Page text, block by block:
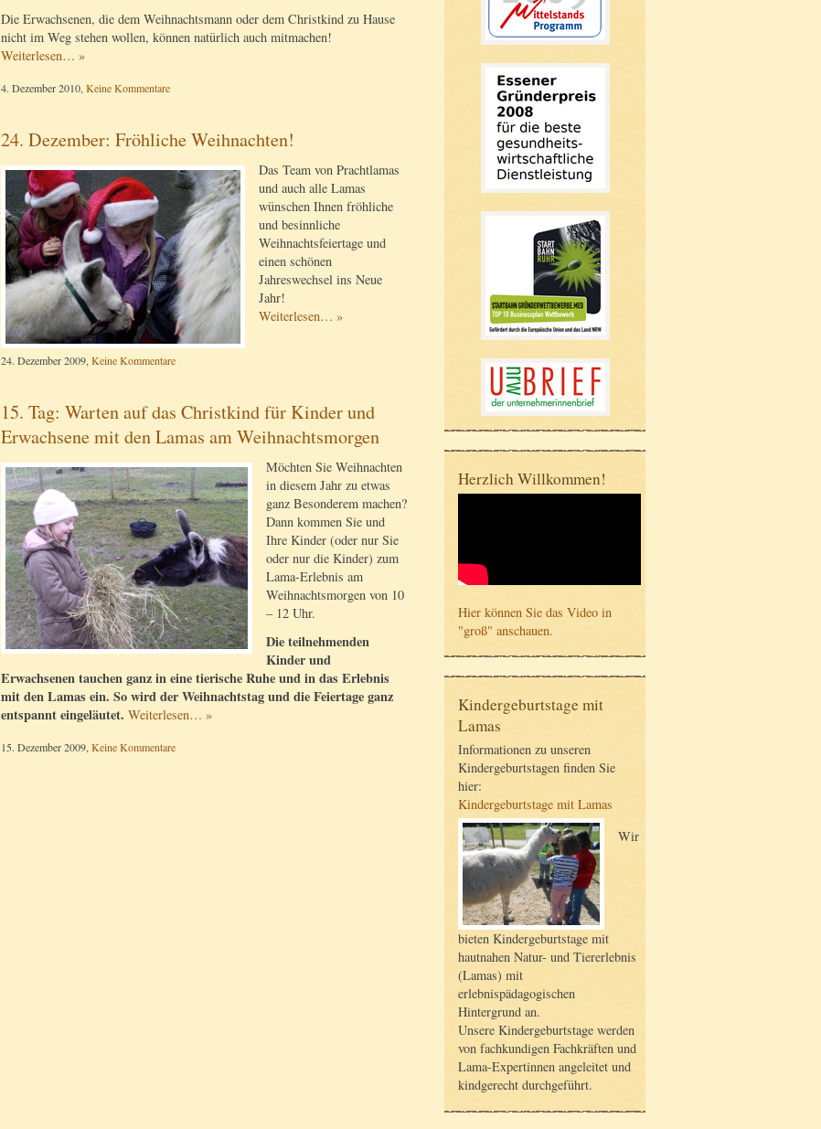
Herzlich Willkommen!
Hier können Sie das Video in
"groß" anschauen.
Kindergeburtstage mit
Lamas
Informationen zu unseren
Kindergeburtstagen finden Sie
hier:
Kindergeburtstage mit Lamas
Wir
bieten Kindergeburtstage mit
hautnahen Natur- und Tiererlebnis
(Lamas) mit
erlebnispädagogischen
Hintergrund an.
Unsere Kindergeburtstage werden
von fachkundigen Fachkräften und
Lama-Expertinnen angeleitet und
kindgerecht durchgeführt.
Die Erwachsenen, die dem Weihnachtsmann oder dem Christkind zu Hause
nicht im Weg stehen wollen, können natürlich auch mitmachen!
Weiterlesen… »
4. Dezember 2010, Keine Kommentare
24. Dezember: Fröhliche Weihnachten!
Das Team von Prachtlamas
und auch alle Lamas
wünschen Ihnen fröhliche
und besinnliche
Weihnachtsfeiertage und
einen schönen
Jahreswechsel ins Neue
Jahr!
Weiterlesen… »
24. Dezember 2009, Keine Kommentare
15. Tag: Warten auf das Christkind für Kinder und
Erwachsene mit den Lamas am Weihnachtsmorgen
Möchten Sie Weihnachten
in diesem Jahr zu etwas
ganz Besonderem machen?
Dann kommen Sie und
Ihre Kinder (oder nur Sie
oder nur die Kinder) zum
Lama-Erlebnis am
Weihnachtsmorgen von 10
– 12 Uhr.
Die teilnehmenden
Kinder und
Erwachsenen tauchen ganz in eine tierische Ruhe und in das Erlebnis
mit den Lamas ein. So wird der Weihnachtstag und die Feiertage ganz
entspannt eingeläutet. Weiterlesen… »
15. Dezember 2009, Keine Kommentare